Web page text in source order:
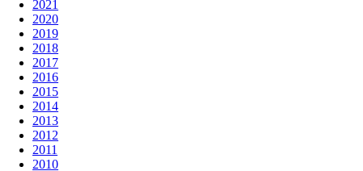
2021
2020
2019
2018
2017
2016
2015
2014
2013
2012
2011
2010